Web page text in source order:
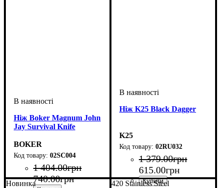
Ніж Boker Magnum John
Jay Survival Knife
BOKER
02SC004
1 404.00грн
740.00грн
Ніж K25 Black Dagger
K25
02RU032
1 379.00грн
615.00грн
Новинка 420 Stainless Steel